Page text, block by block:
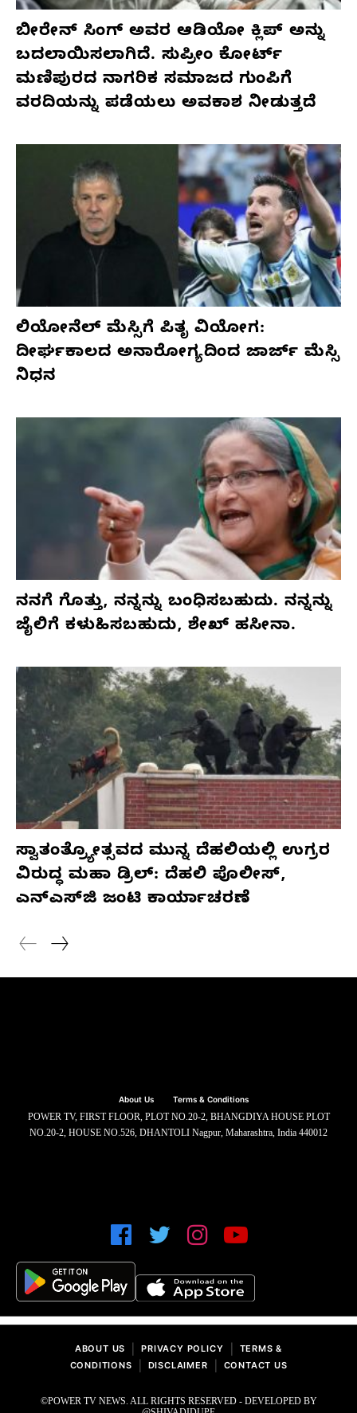
ಬೀರೇನ್ ಸಿಂಗ್ ಅವರ ಆಡಿಯೋ ಕ್ಲಿಪ್ ಅನ್ನು
ಬದಲಾಯಿಸಲಾಗಿದೆ. ಸುಪ್ರೀಂ ಕೋರ್ಟ್
ಮಣಿಪುರದ ನಾಗರಿಕ ಸಮಾಜದ ಗುಂಪಿಗೆ
ವರದಿಯನ್ನು ಪಡೆಯಲು ಅವಕಾಶ ನೀಡುತ್ತದೆ
ಲಿಯೋನೆಲ್ ಮೆಸ್ಸಿಗೆ ಪಿತೃ ವಿಯೋಗ:
ದೀರ್ಘಕಾಲದ ಅನಾರೋಗ್ಯದಿಂದ ಜಾರ್ಜ್ ಮೆಸ್ಸಿ
ನಿಧನ
ನನಗೆ ಗೊತ್ತು, ನನ್ನನ್ನು ಬಂಧಿಸಬಹುದು. ನನ್ನನ್ನು
ಜೈಲಿಗೆ ಕಳುಹಿಸಬಹುದು, ಶೇಖ್ ಹಸೀನಾ.
ಸ್ವಾತಂತ್ರ್ಯೋತ್ಸವದ ಮುನ್ನ ದೆಹಲಿಯಲ್ಲಿ ಉಗ್ರರ
ವಿರುದ್ಧ ಮಹಾ ಡ್ರಿಲ್: ದೆಹಲಿ ಪೊಲೀಸ್,
ಎನ್‌ಎಸ್‌ಜಿ ಜಂಟಿ ಕಾರ್ಯಾಚರಣೆ
About Us Terms & Conditions
POWER TV, FIRST FLOOR, PLOT NO.20-2, BHANGDIYA HOUSE PLOT
NO.20-2, HOUSE NO.526, DHANTOLI Nagpur, Maharashtra, India 440012
ABOUT US PRIVACY POLICY
TERMS &
CONDITIONS
DISCLAIMER CONTACT US
©POWER TV NEWS. ALL RIGHTS RESERVED - DEVELOPED BY